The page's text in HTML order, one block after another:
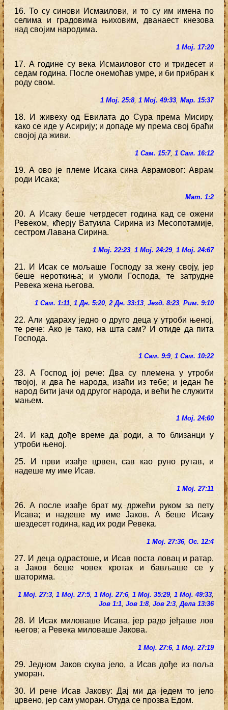
16. То су синови Исмаилови, и то су им имена по
селима и градовима њиховим, дванаест кнезова
над својим народима.
1 Мој. 17:20
17. А године су века Исмаиловог сто и тридесет и
седам година. После онемоћав умре, и би прибран к
роду свом.
1 Мој. 25:8, 1 Мој. 49:33, Мар. 15:37
18. И живеху од Евилата до Сура према Мисиру,
како се иде у Асирију; и допаде му према свој браћи
својој да живи.
1 Сам. 15:7, 1 Сам. 16:12
19. А ово је племе Исака сина Аврамовог: Аврам
роди Исака;
Мат. 1:2
20. А Исаку беше четрдесет година кад се ожени
Ревеком, кћерју Ватуила Сирина из Месопотамије,
сестром Лавана Сирина.
1 Мој. 22:23, 1 Мој. 24:29, 1 Мој. 24:67
21. И Исак се мољаше Господу за жену своју, јер
беше нероткиња; и умоли Господа, те затрудне
Ревека жена његова.
1 Сам. 1:11, 1 Дн. 5:20,2 Дн. 33:13, Језд. 8:23, Рим. 9:10
22. Али удараху једно о друго деца у утроби њеној,
те рече: Ако је тако, на шта сам? И отиде да пита
Господа.
1 Сам. 9:9, 1 Сам. 10:22
23. А Господ јој рече: Два су племена у утроби
твојој, и два ће народа, изаћи из тебе; и један ће
народ бити јачи од другог народа, и већи ће служити
мањем.
1 Мој. 24:60
24. И кад дође време да роди, а то близанци у
утроби њеној.
25. И први изађе црвен, сав као руно рутав, и
надеше му име Исав.
1 Мој. 27:11
26. А после изађе брат му, држећи руком за пету
Исава; и надеше му име Јаков. А беше Исаку
шездесет година, кад их роди Ревека.
1 Мој. 27:36, Ос. 12:4
27. И деца одрастоше, и Исав поста ловац и ратар,
а Јаков беше човек кротак и бављаше се у
шаторима.
1 Мој. 27:3, 1 Мој. 27:5, 1 Мој. 27:6, 1 Мој. 35:29, 1 Мој. 49:33,
Јов 1:1, Јов 1:8, Јов 2:3,Дела 13:36
28. И Исак миловаше Исава, јер радо јеђаше лов
његов; а Ревека миловаше Јакова.
1 Мој. 27:6, 1 Мој. 27:19
29. Једном Јаков скува јело, а Исав дође из поља
уморан.
30. И рече Исав Јакову: Дај ми да једем то јело
црвено, јер сам уморан. Отуда се прозва Едом.